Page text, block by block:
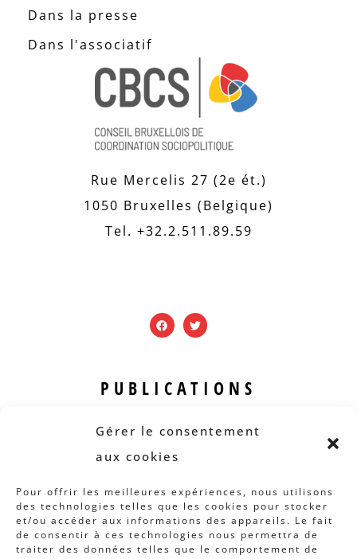
Gérer le consentement
aux cookies
Pour offrir les meilleures expériences, nous utilisons
des technologies telles que les cookies pour stocker
et/ou accéder aux informations des appareils. Le fait
de consentir à ces technologies nous permettra de
traiter des données telles que le comportement de
Dans la presse
Dans l'associatif
Rue Mercelis 27 (2e ét.)
1050 Bruxelles (Belgique)
Tel. +32.2.511.89.59
PUBLICATIONS
Revue B.I.S.
Rapports et analyses
Articles
AUTRES INFOS